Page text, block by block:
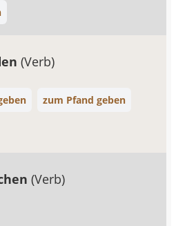
(Verb)
zum Pfand geben
(Verb)